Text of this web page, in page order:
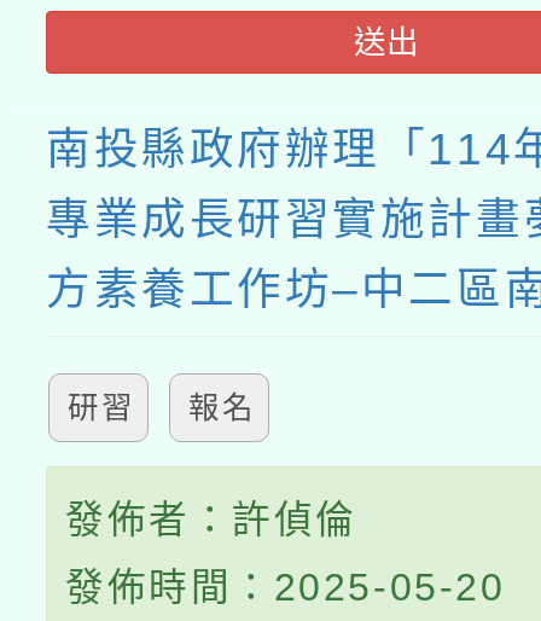
送出
南投縣政府辦理「114
專業成長研習實施計畫
方素養工作坊–中二區
研習 報名
發佈者：許偵倫
發佈時間：2025-05-20